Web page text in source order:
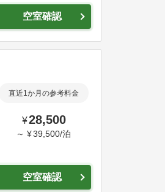
空室確認
直近1か月の参考料金
¥28,500
～ ¥39,500/泊
空室確認